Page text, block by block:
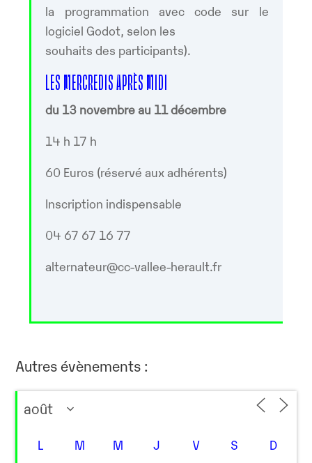
la programmation avec code sur le
logiciel Godot, selon les
souhaits des participants).
LES MERCREDIS APRÈS MIDI
du 13 novembre au 11 décembre
14 h 17 h
60 Euros (réservé aux adhérents)
Inscription indispensable
04 67 67 16 77
alternateur@cc-vallee-herault.fr
Autres évènements :
L M M J V S D